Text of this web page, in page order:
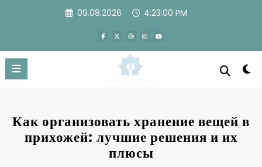
09.08.2026 4:23:01 PM
Как организовать хранение вещей в
прихожей: лучшие решения и их
плюсы